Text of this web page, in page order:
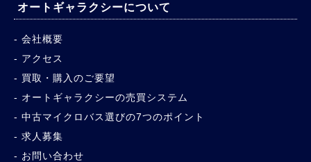
オートギャラクシーについて
会社概要
アクセス
買取・購入のご要望
オートギャラクシーの売買システム
中古マイクロバス選びの7つのポイント
求人募集
お問い合わせ